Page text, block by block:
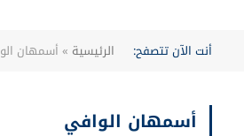
أنت الآن تتصفح: الرئيسية » أسمهان
أسمهان الوافي